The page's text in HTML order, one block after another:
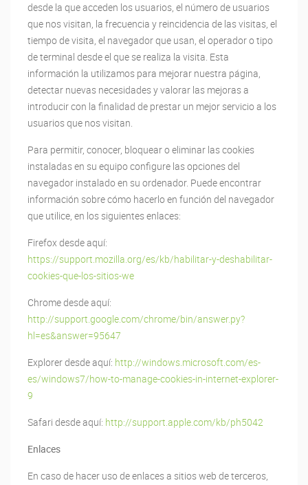
desde la que acceden los usuarios, el número de usuarios
que nos visitan, la frecuencia y reincidencia de las visitas, el
tiempo de visita, el navegador que usan, el operador o tipo
de terminal desde el que se realiza la visita. Esta
información la utilizamos para mejorar nuestra página,
detectar nuevas necesidades y valorar las mejoras a
introducir con la finalidad de prestar un mejor servicio a los
usuarios que nos visitan.
Para permitir, conocer, bloquear o eliminar las cookies
instaladas en su equipo configure las opciones del
navegador instalado en su ordenador. Puede encontrar
información sobre cómo hacerlo en función del navegador
que utilice, en los siguientes enlaces:
Firefox desde aquí:
https://support.mozilla.org/es/kb/habilitar-y-deshabilitar-
cookies-que-los-sitios-we
Chrome desde aquí:
http://support.google.com/chrome/bin/answer.py?
hl=es&answer=95647
Explorer desde aquí: http://windows.microsoft.com/es-
es/windows7/how-to-manage-cookies-in-internet-explorer-
9
Safari desde aquí: http://support.apple.com/kb/ph5042
Enlaces
En caso de hacer uso de enlaces a sitios web de terceros,